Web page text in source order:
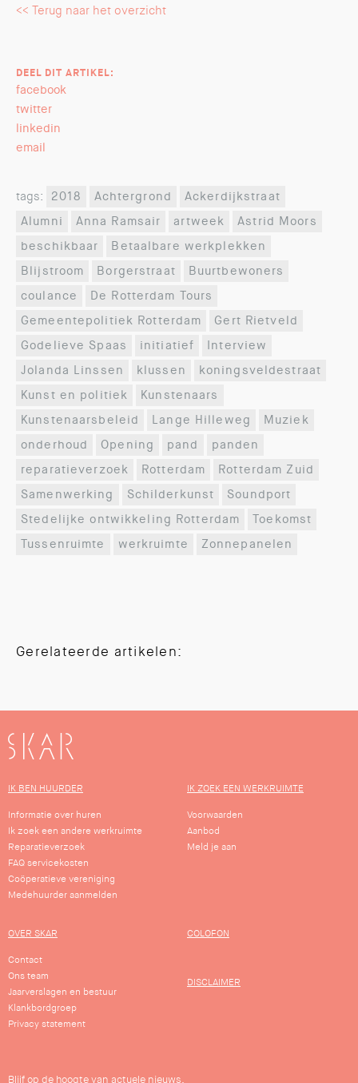
<< Terug naar het overzicht
DEEL DIT ARTIKEL:
facebook
twitter
linkedin
email
tags: 2018 Achtergrond
Ackerdijkstraat
Alumni
Anna Ramsair artweek
Astrid Moors
beschikbaar
Betaalbare werkplekken
Blijstroom
Borgerstraat
Buurtbewoners
coulance
De Rotterdam Tours
Gemeentepolitiek Rotterdam
Gert Rietveld
Godelieve Spaas
initiatief
Interview
Jolanda Linssen
klussen
koningsveldestraat
Kunst en politiek
Kunstenaars
Kunstenaarsbeleid
Lange Hilleweg
Muziek
onderhoud
Opening pand
panden
reparatieverzoek
Rotterdam
Rotterdam Zuid
Samenwerking
Schilderkunst
Soundport
Stedelijke ontwikkeling Rotterdam
Toekomst
Tussenruimte
werkruimte Zonnepanelen
Gerelateerde artikelen:
SKAR
IK BEN HUURDER
Informatie over huren
Ik zoek een andere werkruimte
Reparatieverzoek
FAQ servicekosten
Coöperatieve vereniging
Medehuurder aanmelden
IK ZOEK EEN WERKRUIMTE
Voorwaarden
Aanbod
Meld je aan
OVER SKAR
Contact
Ons team
Jaarverslagen en bestuur
Klankbordgroep
Privacy statement
COLOFON
DISCLAIMER
Blijf op de hoogte van actuele nieuws,